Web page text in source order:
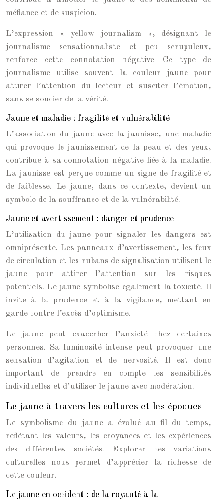
méfiance et de suspicion.
L’expression « yellow journalism », désignant le
journalisme sensationnaliste et peu scrupuleux,
renforce cette connotation négative. Ce type de
journalisme utilise souvent la couleur jaune pour
attirer l’attention du lecteur et susciter l’émotion,
sans se soucier de la vérité.
Jaune et maladie : fragilité et vulnérabilité
L’association du jaune avec la jaunisse, une maladie
qui provoque le jaunissement de la peau et des yeux,
contribue à sa connotation négative liée à la maladie.
La jaunisse est perçue comme un signe de fragilité et
de faiblesse. Le jaune, dans ce contexte, devient un
symbole de la souffrance et de la vulnérabilité.
Jaune et avertissement : danger et prudence
L’utilisation du jaune pour signaler les dangers est
omniprésente. Les panneaux d’avertissement, les feux
de circulation et les rubans de signalisation utilisent le
jaune pour attirer l’attention sur les risques
potentiels. Le jaune symbolise également la toxicité. Il
invite à la prudence et à la vigilance, mettant en
garde contre l’excès d’optimisme.
Le jaune peut exacerber l’anxiété chez certaines
personnes. Sa luminosité intense peut provoquer une
sensation d’agitation et de nervosité. Il est donc
important de prendre en compte les sensibilités
individuelles et d’utiliser le jaune avec modération.
Le jaune à travers les cultures et les époques
Le symbolisme du jaune a évolué au fil du temps,
reflétant les valeurs, les croyances et les expériences
des différentes sociétés. Explorer ces variations
culturelles nous permet d’apprécier la richesse de
cette couleur.
Le jaune en occident : de la royauté à la